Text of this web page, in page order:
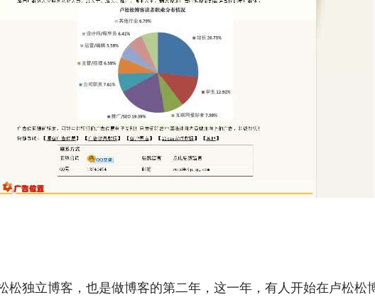
松独立博客，也是做博客的第二年，这一年，有人开始在卢松松